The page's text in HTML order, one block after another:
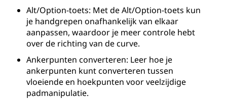
Alt/Option-toets: Met de Alt/Option-toets kun
je handgrepen onafhankelijk van elkaar
aanpassen, waardoor je meer controle hebt
over de richting van de curve.
Ankerpunten converteren: Leer hoe je
ankerpunten kunt converteren tussen
vloeiende en hoekpunten voor veelzijdige
padmanipulatie.